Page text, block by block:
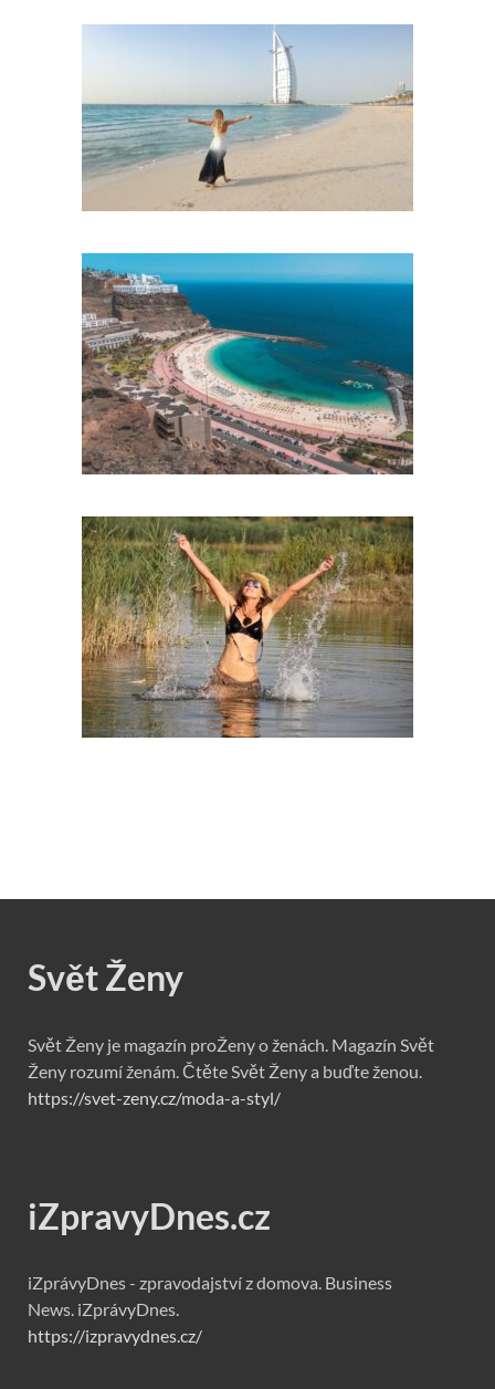
Svět Ženy
Svět Ženy je magazín proŽeny o ženách. Magazín Svět
Ženy rozumí ženám. Čtěte Svět Ženy a buďte ženou.
https://svet-zeny.cz/moda-a-styl/
iZpravyDnes.cz
iZprávyDnes - zpravodajství z domova. Business
News. iZprávyDnes.
https://izpravydnes.cz/